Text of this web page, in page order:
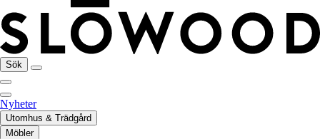
Sök
Nyheter
Utomhus & Trädgård
Möbler